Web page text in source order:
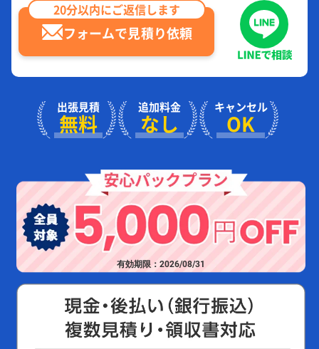
フォームで見積り依頼
20分以内にご返信します
出張見積
無料
追加料金
なし
キャンセル
OK
有効期限：2026/08/31